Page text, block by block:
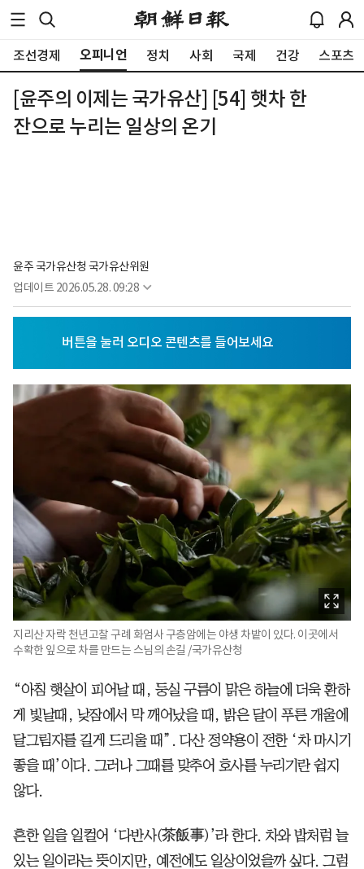
조선경제 오피니언 정치 사회 국제 건강 스포츠
[윤주의 이제는 국가유산] [54] 햇차 한
잔으로 누리는 일상의 온기
윤주 국가유산청 국가유산위원
업데이트 2026.05.28. 09:28
지리산 자락 천년고찰 구례 화엄사 구층암에는 야생 차밭이 있다. 이곳에서
수확한 잎으로 차를 만드는 스님의 손길 /국가유산청
“아침 햇살이 피어날 때, 둥실 구름이 맑은 하늘에 더욱 환하
게 빛날때, 낮잠에서 막 깨어났을 때, 밝은 달이 푸른 개울에
달그림자를 길게 드리울 때”. 다산 정약용이 전한 ‘차 마시기
좋을 때’이다. 그러나 그때를 맞추어 호사를 누리기란 쉽지
않다.
흔한 일을 일컬어 ‘다반사(茶飯事)’라 한다. 차와 밥처럼 늘
있는 일이라는 뜻이지만, 예전에도 일상이었을까 싶다. 그럼